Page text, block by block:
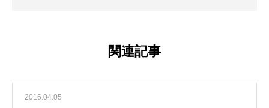
関連記事
2016.04.05